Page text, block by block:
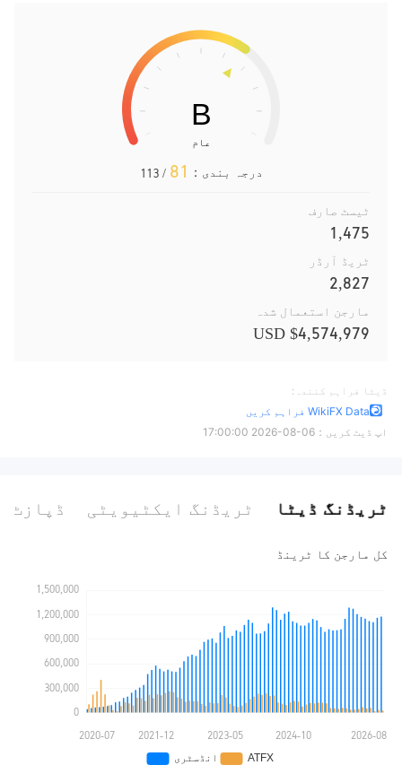
درجہ بندی： 81
/ 113
ٹیسٹ صارف
1,475
ٹریڈ آرڈر
2,827
مارجن استعمال شدہ
$4,574,979 USD
ڈیٹا فراہم کنندہ:
WikiFX Data فراہم کریں
اپ ڈیٹ کریں： 2026-08-06 17:00:00
ٹریڈنگ ڈیٹا ٹریڈنگ ایکٹیویٹی ڈپازٹ
کل مارجن کا ٹرینڈ